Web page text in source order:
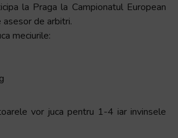
la Praga la Campionatul European
de arbitri.
meciurile:
vor juca pentru 1-4 iar invinsele